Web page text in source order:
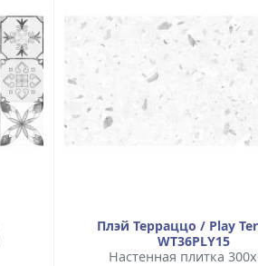
Плэй Терраццо / Play
WT36PLY15
Настенная плитка